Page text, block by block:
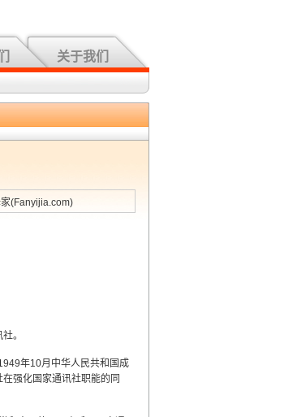
关于我们
(Fanyijia.com)
。
年10月中华人民共和国成
强化国家通讯社职能的同